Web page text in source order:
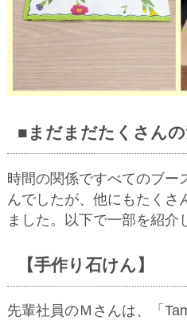
■まだまだたくさんの
時間の関係ですべてのブー
んでしたが、他にもたくさ
ました。以下で一部を紹介
【手作り石けん】
先輩社員のＭさんは、「